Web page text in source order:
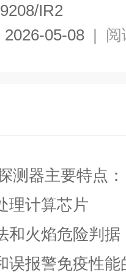
IR2
2026-05-08 | 阅
测器主要特点：
理计算芯片
和火焰危险判据
误报警免疫性能